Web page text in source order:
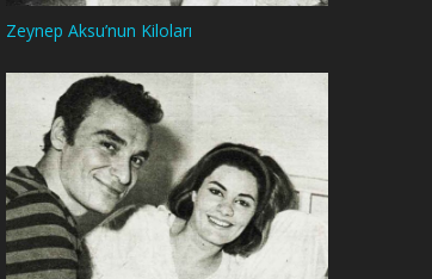
Zeynep Aksu’nun Kiloları